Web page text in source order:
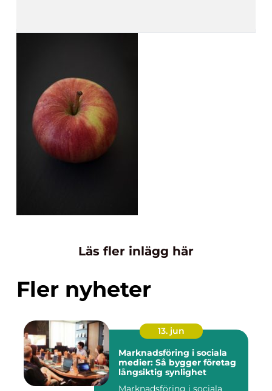
Läs fler inlägg här
Fler nyheter
13. jun
Marknadsföring i sociala
medier: Så bygger företag
långsiktig synlighet
Marknadsföring i sociala